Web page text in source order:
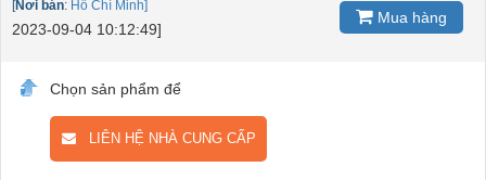
[Nơi bán: Hồ Chí Minh]
2023-09-04 10:12:49]
Mua hàng
Chọn sản phẩm để
LIÊN HỆ NHÀ CUNG CẤP